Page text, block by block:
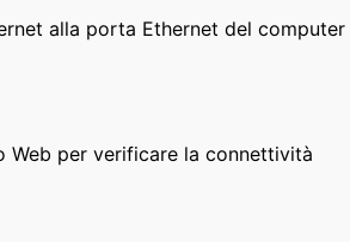
alla porta Ethernet del computer
Web per verificare la connettività